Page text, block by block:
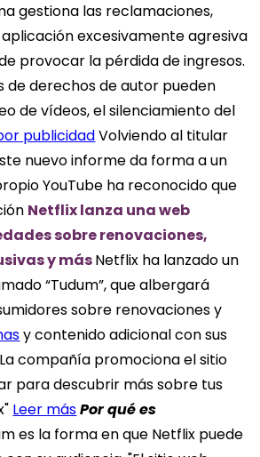
gestiona las reclamaciones,
excesivamente agresiva
provocar la pérdida de ingresos.
de derechos de autor pueden
de vídeos, el silenciamiento del
publicidadVolviendo al titular
nuevo informe da forma a un
YouTube ha reconocido que
Netflix lanza una web
sobre renovaciones,
y másNetflix ha lanzado un
“Tudum”, que albergará
sobre renovaciones y
y contenido adicional con sus
compañía promociona el sitio
para descubrir más sobre tus
Leer másPor qué es
es la forma en que Netflix puede